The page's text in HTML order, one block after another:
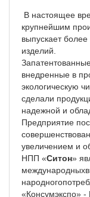
В настоящее
крупнейшим
выпускает
изделий.
внедренные в
экологическую
сделали
надежной и
Предприятие
увеличением и
НПП «Ситон»
«Консумэкспо» -